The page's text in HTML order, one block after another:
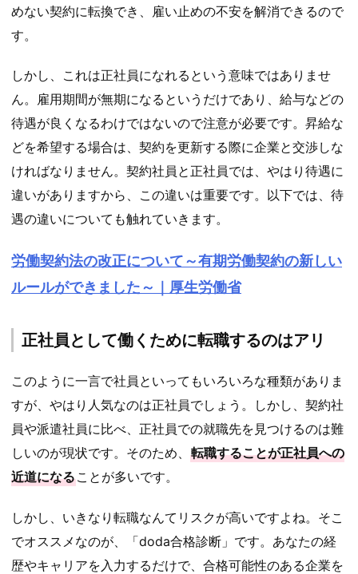
めない契約に転換でき、雇い止めの不安を解消できるので
す。
しかし、これは正社員になれるという意味ではありませ
ん。雇用期間が無期になるというだけであり、給与などの
待遇が良くなるわけではないので注意が必要です。昇給な
どを希望する場合は、契約を更新する際に企業と交渉しな
ければなりません。契約社員と正社員では、やはり待遇に
違いがありますから、この違いは重要です。以下では、待
遇の違いについても触れていきます。
労働契約法の改正について～有期労働契約の新しい
ルールができました～｜厚生労働省
正社員として働くために転職するのはアリ
このように一言で社員といってもいろいろな種類がありま
すが、やはり人気なのは正社員でしょう。しかし、契約社
員や派遣社員に比べ、正社員での就職先を見つけるのは難
しいのが現状です。そのため、 転職することが正社員への
近道になることが多いです。
しかし、いきなり転職なんてリスクが高いですよね。そこ
でオススメなのが、「doda合格診断」です。 あなたの経
歴やキャリアを入力するだけで、合格可能性のある企業を